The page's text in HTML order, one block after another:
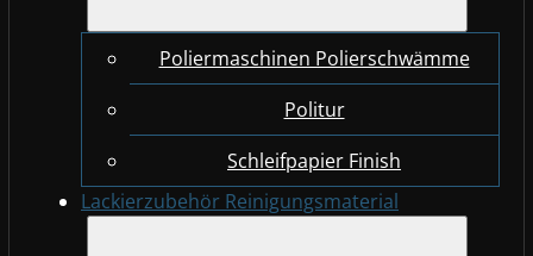
Poliermaschinen Polierschwämme
Politur
Schleifpapier Finish
Lackierzubehör Reinigungsmaterial